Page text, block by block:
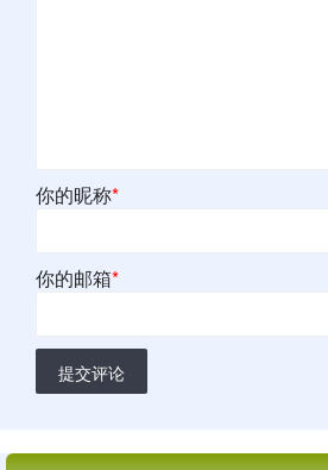
你的昵称*
你的邮箱*
提交评论